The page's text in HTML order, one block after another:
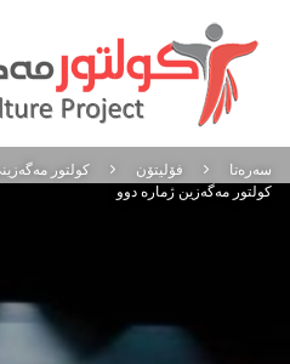
سه‌ره‌تا فۆلیتۆن
كولتور
كولتور مه‌گه‌زین ژماره‌ دوو